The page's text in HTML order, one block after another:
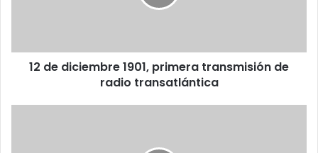
transatlántica
12 de diciembre 1901, primera transmisión de
radio transatlántica